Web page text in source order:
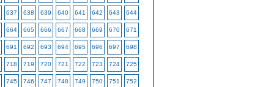
637 638 639 640 641 642 643 644
664 665 666 667 668 669 670 671
691 692 693 694 695 696 697 698
718 719 720 721 722 723 724 725
745 746 747 748 749 750 751 752